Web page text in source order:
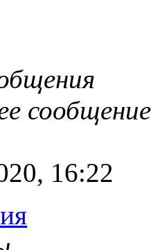
сообщение
16:22